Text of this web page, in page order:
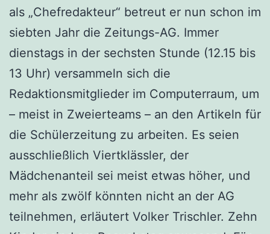
als „Chefredakteur“ betreut er nun schon im
siebten Jahr die Zeitungs-AG. Immer
dienstags in der sechsten Stunde (12.15 bis
13 Uhr) versammeln sich die
Redaktionsmitglieder im Computerraum, um
– meist in Zweierteams – an den Artikeln für
die Schülerzeitung zu arbeiten. Es seien
ausschließlich Viertklässler, der
Mädchenanteil sei meist etwas höher, und
mehr als zwölf könnten nicht an der AG
teilnehmen, erläutert Volker Trischler. Zehn